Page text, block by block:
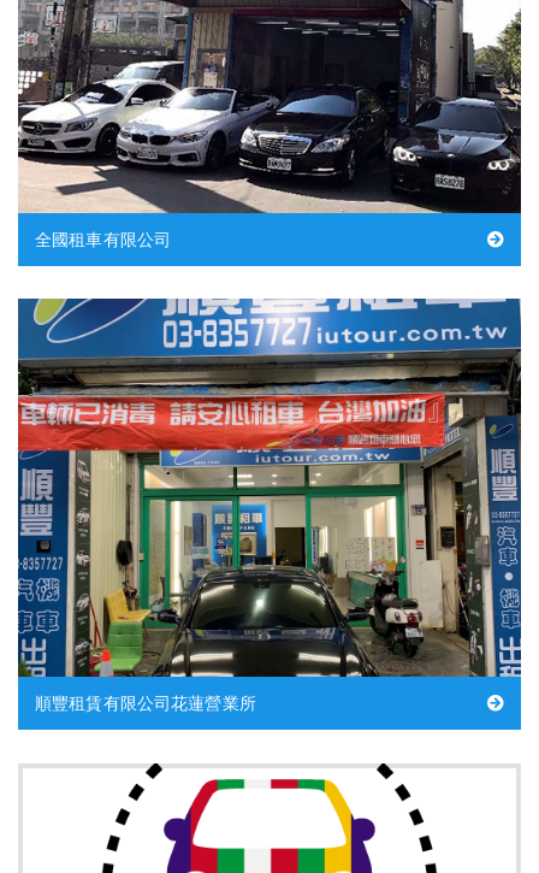
全國租車有限公司
順豐租賃有限公司花蓮營業所